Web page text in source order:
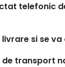
telefonic
si se
transport